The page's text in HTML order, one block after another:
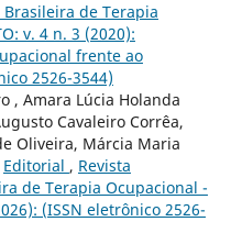
de Terapia
v. 4 n. 3 (2020):
frente ao
2526-3544)
, Amara Lúcia Holanda
Cavaleiro Corrêa,
Oliveira, Márcia Maria
Editorial , Revista
de Terapia Ocupacional -
(ISSN eletrônico 2526-